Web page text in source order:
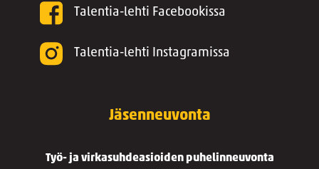
Talentia-lehti Facebookissa
Talentia-lehti Instagramissa
Jäsenneuvonta
Työ- ja virkasuhdeasioiden puhelinneuvonta